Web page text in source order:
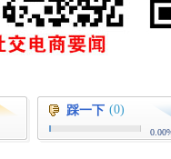
踩一下 (0)